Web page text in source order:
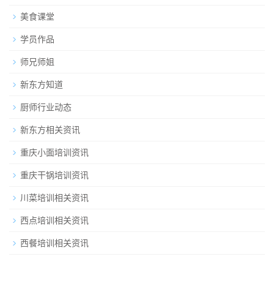
美食课堂
学员作品
师兄师姐
新东方知道
厨师行业动态
新东方相关资讯
重庆小面培训资讯
重庆干锅培训资讯
川菜培训相关资讯
西点培训相关资讯
西餐培训相关资讯